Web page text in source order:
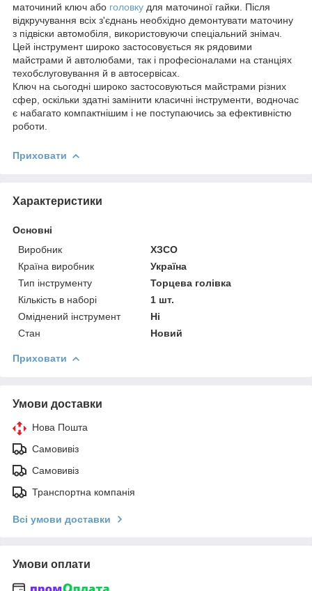
маточиний ключ або головку для маточиної гайки. Після
відкручування всіх з'єднань необхідно демонтувати маточину
з підвіски автомобіля, використовуючи спеціальний знімач.
Цей інструмент широко застосовується як рядовими
майстрами й автолюбами, так і професіоналами на станціях
техобслуговування й в автосервісах.
Ключ на сьогодні широко застосовуються майстрами різних
сфер, оскільки здатні замінити класичні інструменти, водночас
є набагато компактнішим і не поступаючись за ефективністю
роботи.
Приховати
Характеристики
Основні
Виробник
ХЗСО
Країна виробник
Україна
Тип інструменту
Торцева голівка
Кількість в наборі
1 шт.
Оміднений інструмент
Ні
Стан
Новий
Приховати
Умови доставки
Нова Пошта
Самовивіз
Самовивіз
Транспортна компанія
Всі умови доставки
Умови оплати